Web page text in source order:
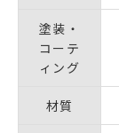
塗装・
コーテ
ィング
材質